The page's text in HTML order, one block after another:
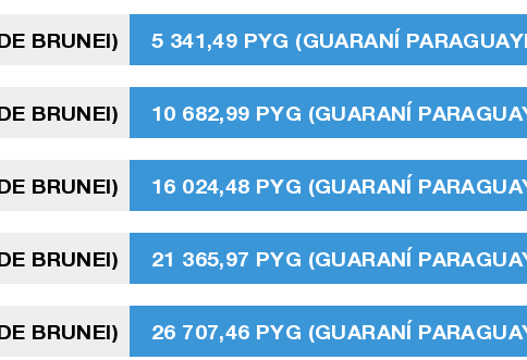
BRUNEI) 5 341,49 PYG (GUARANÍ
BRUNEI) 10 682,99 PYG (GUARANÍ
BRUNEI) 16 024,48 PYG (GUARANÍ
BRUNEI) 21 365,97 PYG (GUARANÍ
BRUNEI) 26 707,46 PYG (GUARANÍ